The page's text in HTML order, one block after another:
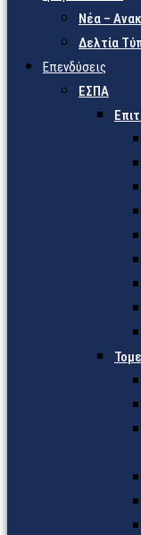
Νέα –
Δελτία
Επενδύσεις
ΕΣΠΑ